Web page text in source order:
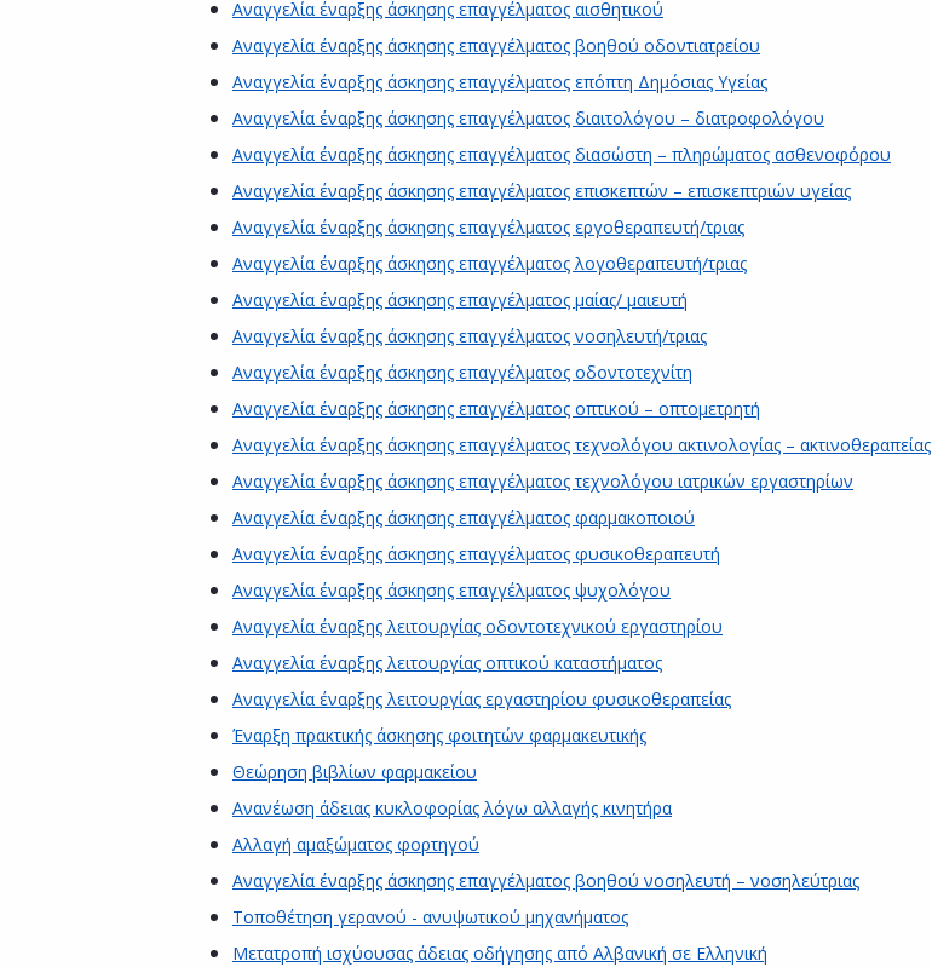
Αναγγελία έναρξης άσκησης επαγγέλματος αισθητικού
Αναγγελία έναρξης άσκησης επαγγέλματος βοηθού οδοντιατρείου
Αναγγελία έναρξης άσκησης επαγγέλματος επόπτη Δημόσιας Υγείας
Αναγγελία έναρξης άσκησης επαγγέλματος διαιτολόγου – διατροφολόγου
Αναγγελία έναρξης άσκησης επαγγέλματος διασώστη – πληρώματος ασθενοφόρου
Αναγγελία έναρξης άσκησης επαγγέλματος επισκεπτών – επισκεπτριών υγείας
Αναγγελία έναρξης άσκησης επαγγέλματος εργοθεραπευτή/τριας
Αναγγελία έναρξης άσκησης επαγγέλματος λογοθεραπευτή/τριας
Αναγγελία έναρξης άσκησης επαγγέλματος μαίας/ μαιευτή
Αναγγελία έναρξης άσκησης επαγγέλματος νοσηλευτή/τριας
Αναγγελία έναρξης άσκησης επαγγέλματος οδοντοτεχνίτη
Αναγγελία έναρξης άσκησης επαγγέλματος οπτικού – οπτομετρητή
Αναγγελία έναρξης άσκησης επαγγέλματος τεχνολόγου ακτινολογίας – ακτινοθεραπείας
Αναγγελία έναρξης άσκησης επαγγέλματος τεχνολόγου ιατρικών εργαστηρίων
Αναγγελία έναρξης άσκησης επαγγέλματος φαρμακοποιού
Αναγγελία έναρξης άσκησης επαγγέλματος φυσικοθεραπευτή
Αναγγελία έναρξης άσκησης επαγγέλματος ψυχολόγου
Αναγγελία έναρξης λειτουργίας οδοντοτεχνικού εργαστηρίου
Αναγγελία έναρξης λειτουργίας οπτικού καταστήματος
Αναγγελία έναρξης λειτουργίας εργαστηρίου φυσικοθεραπείας
Έναρξη πρακτικής άσκησης φοιτητών φαρμακευτικής
Θεώρηση βιβλίων φαρμακείου
Ανανέωση άδειας κυκλοφορίας λόγω αλλαγής κινητήρα
Αλλαγή αμαξώματος φορτηγού
Αναγγελία έναρξης άσκησης επαγγέλματος βοηθού νοσηλευτή – νοσηλεύτριας
Τοποθέτηση γερανού - ανυψωτικού μηχανήματος
Μετατροπή ισχύουσας άδειας οδήγησης από Αλβανική σε Ελληνική